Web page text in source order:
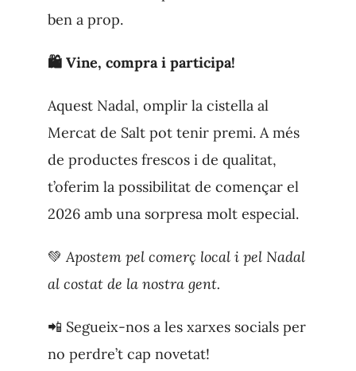
ben a prop.
🛍 Vine, compra i participa!
Aquest Nadal, omplir la cistella al
Mercat de Salt pot tenir premi. A més
de productes frescos i de qualitat,
t’oferim la possibilitat de començar el
2026 amb una sorpresa molt especial.
💚Apostem pel comerç local i pel Nadal
al costat de la nostra gent.
📲 Segueix-nos a les xarxes socials per
no perdre’t cap novetat!